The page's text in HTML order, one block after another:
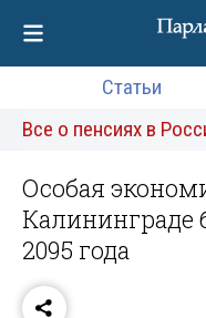
Статьи
Все о пенсиях в
Особая
Калининграде
2095 года